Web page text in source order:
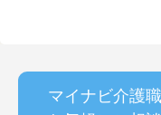
マイナビ介護